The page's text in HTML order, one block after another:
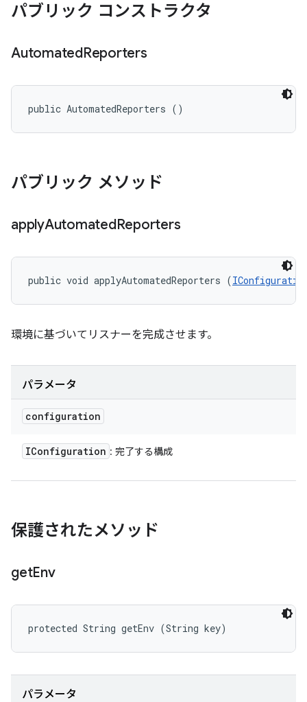
パブリック コンストラクタ
AutomatedReporters
public AutomatedReporters ()
パブリック メソッド
applyAutomatedReporters
public void applyAutomatedReporters (
環境に基づいてリスナーを完成させます。
パラメータ
configuration
IConfiguration : 完了する構成
保護されたメソッド
getEnv
protected String getEnv (String key)
パラメータ